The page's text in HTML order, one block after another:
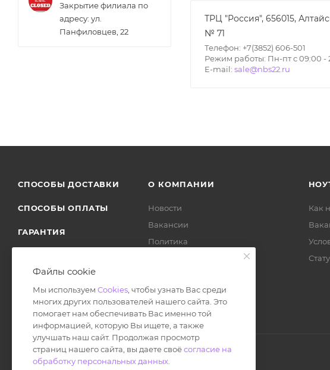
ТРЦ "Россия", 656015,
№ 71
Телефон: +7(3852) 606-501
Режим работы: Пн-пт с 09:00 -
E-mail: sale@nbs22.ru
Закрытие филиала по
адресу: ул.
Панфиловцев, 22
СПОСОБЫ ДОСТАВКИ
СПОСОБЫ ОПЛАТЫ
ГАРАНТИЯ
О КОМПАНИИ
Новости
Вакансии
Политика
Как
Файлы cookie
Мы используем Cookies , чтобы узнать Вас среди
многих других пользователей нашего сайта. Это
помогает нам обеспечивать Вас именно той
информацией, которую Вы ищете, а также
улучшать наш сайт. Продолжая просмотр
страниц нашего сайта, вы даете своёсогласие на
обработку персональных данных